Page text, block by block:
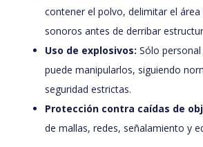
contener el polvo, delimitar el área
sonoros antes de derribar
Uso de explosivos: Sólo
puede manipularlos, siguiendo
seguridad estrictas.
Protección contra caídas de
de mallas, redes, señalamiento y